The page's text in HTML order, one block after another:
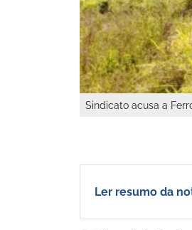
Sindicato acusa a
Ler resumo da